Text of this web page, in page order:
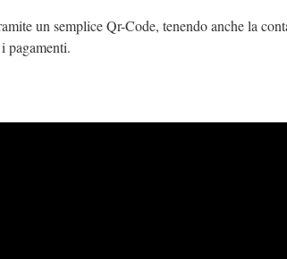
un semplice Qr-Code, tenendo anche la
pagamenti.